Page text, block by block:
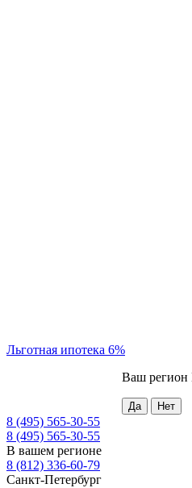
Льготная ипотека 6%
Ваш регион
8 (495) 565-30-55
8 (495) 565-30-55
В вашем регионе
8 (812) 336-60-79
Санкт-Петербург